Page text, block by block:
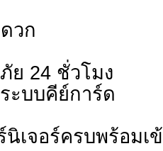
วก
ย 24 ชั่วโมง
ะบบคีย์การ์ด
เจอร์ครบพร้อมเ